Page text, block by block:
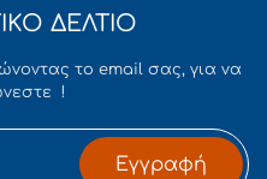
ΔΕΛΤΙΟ
το email σας, για να
!
Εγγραφή